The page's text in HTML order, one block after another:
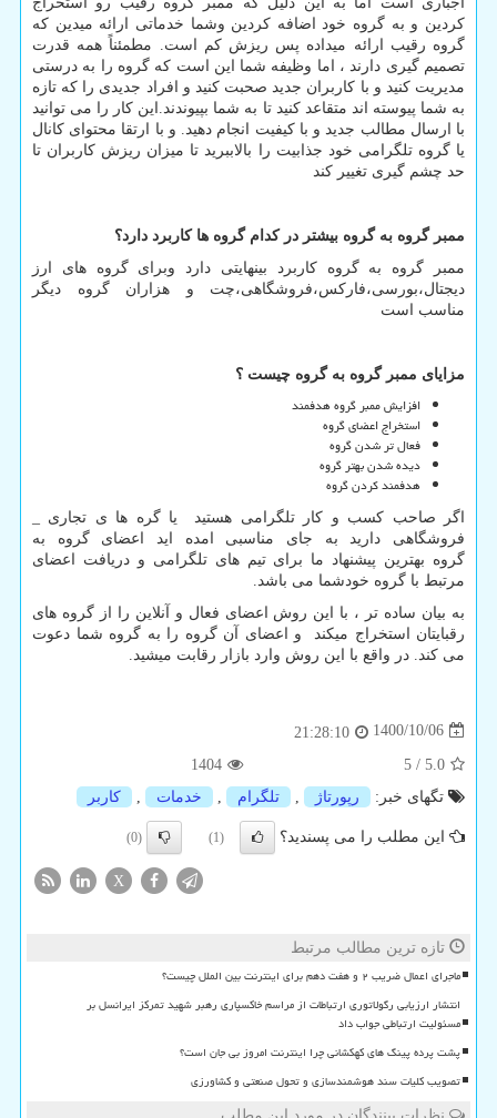
کردین و به گروه خود اضافه کردین وشما خدماتی ارائه میدین که
گروه رقیب ارائه میداده پس ریزش کم است. مطمئناً همه قدرت
تصمیم گیری دارند ، اما وظیفه شما این است که گروه را به درستی
مدیریت کنید و با کاربران جدید صحبت کنید و افراد جدیدی را که تازه
به شما پیوسته اند متقاعد کنید تا به شما بپیوندند.این کار را می توانید
با ارسال مطالب جدید و با کیفیت انجام دهید. و با ارتقا محتوای کانال
یا گروه تلگرامی خود جذابیت را بالاببرید تا میزان ریزش کاربران تا
حد چشم گیری تغییر کند
ممبر گروه به گروه بیشتر در کدام گروه ها کاربرد دارد؟
ممبر گروه به گروه کاربرد بینهایتی دارد وبرای گروه های ارز
دیجتال،بورسی،فارکس،فروشگاهی،چت و هزاران گروه دیگر
مناسب است
مزایای ممبر گروه به گروه چیست ؟
افزایش ممبر گروه هدفمند
استخراج اعضای گروه
فعال تر شدن گروه
دیده شدن بهتر گروه
هدفمند کردن گروه
اگر صاحب کسب و کار تلگرامی هستید یا گره ها ی تجاری _
فروشگاهی دارید به جای مناسبی امده اید اعضای گروه به
گروه بهترین پیشنهاد ما برای تیم های تلگرامی و دریافت اعضای
مرتبط با گروه خودشما می باشد.
به بیان ساده تر ، با این روش اعضای فعال و آنلاین را از گروه های
رقبایتان استخراج میکند و اعضای آن گروه را به گروه شما دعوت
می کند. در واقع با این روش وارد بازار رقابت میشید.
1400/10/06
21:28:10
5.0
/
5
1404
تگهای خبر:
رپورتاژ تلگرام خدمات كاربر
این مطلب را می پسندید؟ (1)
(0)
X
تازه ترین مطالب مرتبط
ماجرای اعمال ضریب ۲ و هفت دهم برای اینترنت بین الملل چیست؟
انتشار ارزیابی رگولاتوری ارتباطات از مراسم خاکسپاری رهبر شهید تمرکز ایرانسل بر
مسئولیت ارتباطی جواب داد
پشت پرده پینگ های کهکشانی چرا اینترنت امروز بی جان است؟
تصویب کلیات سند هوشمندسازی و تحول صنعتی و کشاورزی